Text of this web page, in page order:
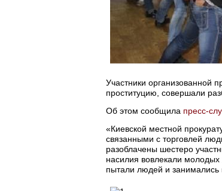
Участники организованной
проституцию, совершали
Об этом сообщила пресс-
«Киевской местной
связанными с торговлей
разоблачены шестеро
насилия вовлекали
пытали людей и занимались